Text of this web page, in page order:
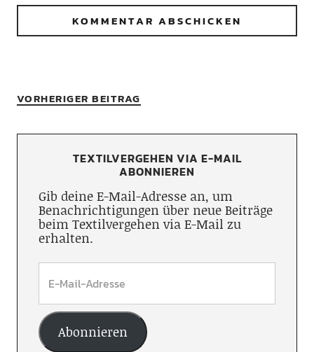
VORHERIGER BEITRAG
TEXTILVERGEHEN VIA E-MAIL
ABONNIEREN
Gib deine E-Mail-Adresse an, um
Benachrichtigungen über neue Beiträge
beim Textilvergehen via E-Mail zu
erhalten.
Abonnieren